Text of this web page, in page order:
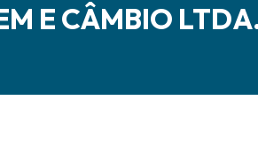
E CÂMBIO